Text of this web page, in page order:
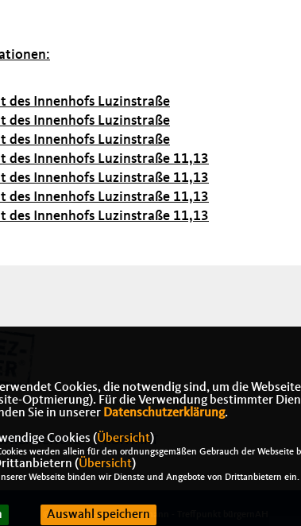
des Innenhofs Luzinstraße
des Innenhofs Luzinstraße
des Innenhofs Luzinstraße
des Innenhofs Luzinstraße 11,13
des Innenhofs Luzinstraße 11,13
des Innenhofs Luzinstraße 11,13
des Innenhofs Luzinstraße 11,13
KONTAKT
@2026 Alexander J. Herrmann - Treffpunkt bürgernAH
Cookies, die notwendig sind, um die
Optmierung). Für die Verwendung bestimmter
Sie in unserer Datenschutzerklärung.
Cookies (Übersicht)
werden allein für den ordnungsgemäßen Gebrauch der Webseite
(Übersicht)
Webseite binden wir Dienste und Angebote von Drittanbietern ein.
Auswahl speichern